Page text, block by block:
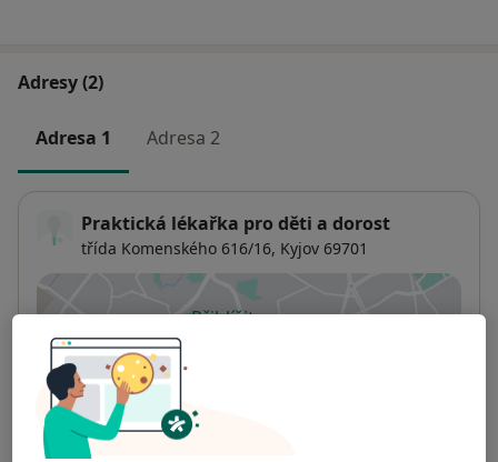
Adresy (2)
Adresa 1 Adresa 2
Praktická lékařka pro děti a dorost
třída Komenského 616/16, Kyjov 69701
Přiblížit mapu
Dostupnost
Na této adrese online kalendář není aktivní
Co mám v takové situaci udělat?